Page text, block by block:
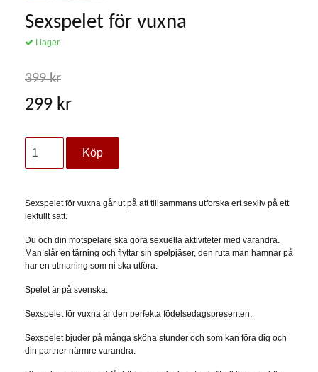
Sexspelet för vuxna
I lager.
399 kr
299 kr
Sexspelet för vuxna går ut på att tillsammans utforska ert sexliv på ett
lekfullt sätt.
Du och din motspelare ska göra sexuella aktiviteter med varandra.
Man slår en tärning och flyttar sin spelpjäser, den ruta man hamnar på
har en utmaning som ni ska utföra.
Spelet är på svenska.
Sexspelet för vuxna är den perfekta födelsedagspresenten.
Sexspelet bjuder på många sköna stunder och som kan föra dig och
din partner närmre varandra.